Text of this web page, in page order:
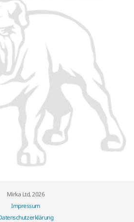
Mirka Ltd, 2026
Impressum